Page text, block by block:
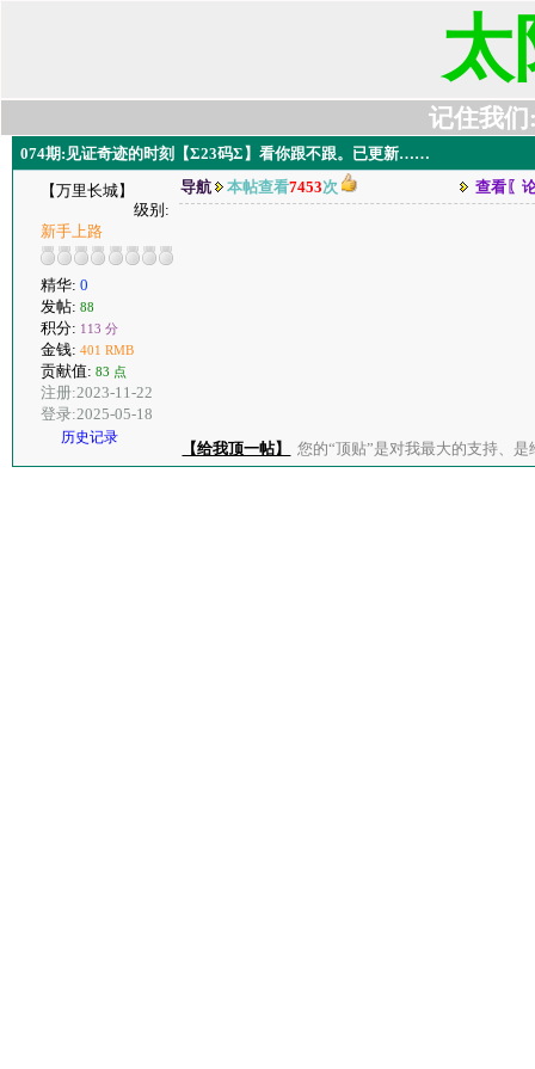
太
记住我们
074期:见证奇迹的时刻【Σ23码Σ】看你跟不跟。已更新……
【万里长城】
级别:
新手上路
精华: 0
发帖: 88
积分: 113 分
金钱: 401 RMB
贡献值: 83 点
注册:2023-11-22
登录:2025-05-18
历史记录
导航 本帖查看7453次 查看〖
【给我顶一帖】 您的“顶贴”是对我最大的支持、